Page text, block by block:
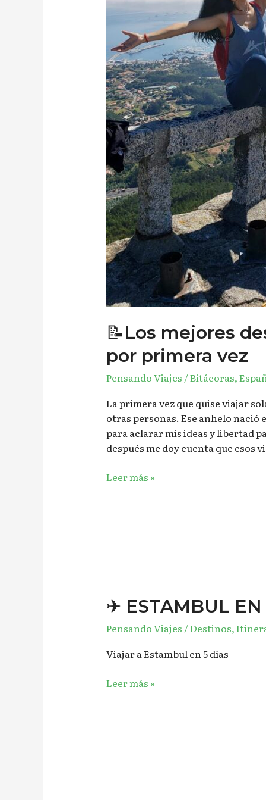
📝Los mejores
por primera vez
Pensando Viajes /Bitácoras,
La primera vez que quise viajar
otras personas. Ese anhelo nació
para aclarar mis ideas y libertad
después me doy cuenta que esos
Leer más »
✈︎ ESTAMBUL
Pensando Viajes /Destinos,
Viajar a Estambul en 5 días
✈︎
ESTAMBUL
EN
DÍAS
Leer más »